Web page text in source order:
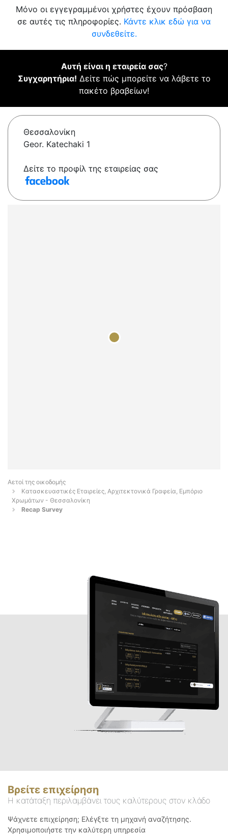
Μόνο οι εγγεγραμμένοι χρήστες έχουν πρόσβαση
σε αυτές τις πληροφορίες. Κάντε κλικ εδώ για να
συνδεθείτε.
Αυτή είναι η εταιρεία σας?
Συγχαρητήρια! Δείτε πώς μπορείτε να λάβετε το
πακέτο βραβείων!
Θεσσαλονίκη
Geor. Katechaki 1
Δείτε το προφίλ της εταιρείας σας
Αετοί της οικοδομής
Κατασκευαστικές Εταιρείες, Αρχιτεκτονικά Γραφεία, Εμπόριο
Χρωμάτων - Θεσσαλονίκη
Recap Survey
Βρείτε επιχείρηση
Η κατάταξη περιλαμβάνει τους καλύτερους στον κλάδο
Ψάχνετε επιχείρηση; Ελέγξτε τη μηχανή αναζήτησης.
Χρησιμοποιήστε την καλύτερη υπηρεσία